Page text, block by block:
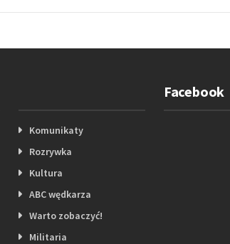
Komunikaty
Rozrywka
Kultura
ABC wędkarza
Warto zobaczyć!
Militaria
Facebook